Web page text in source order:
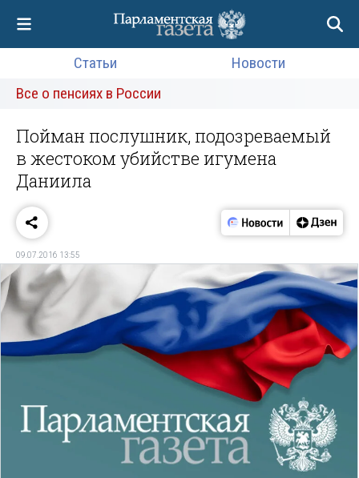
Статьи
Новости
Все о пенсиях в России
Пойман послушник, подозреваемый
в жестоком убийстве игумена
Даниила
09.07.2016 13:55